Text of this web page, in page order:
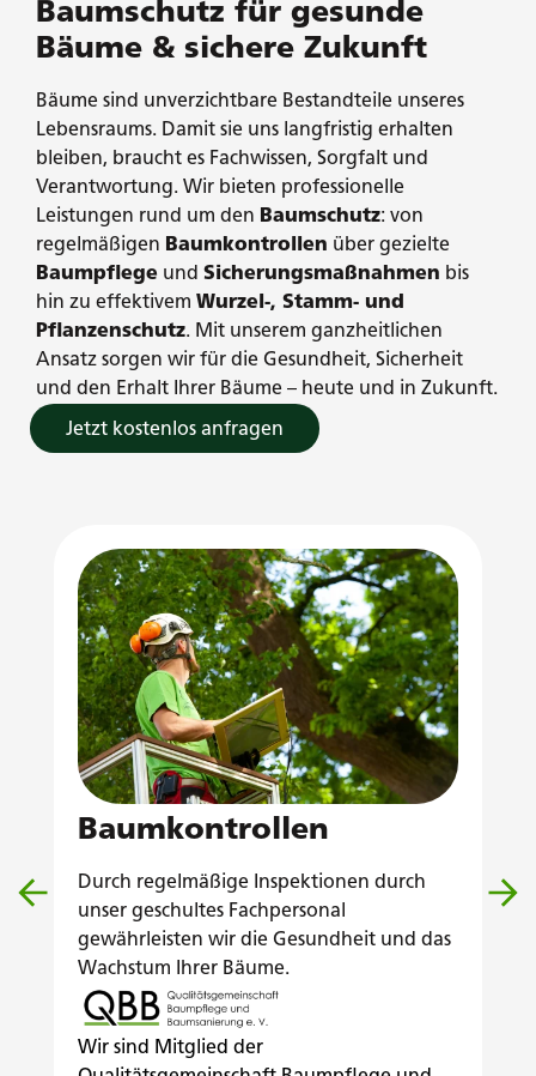
Baumschutz für gesunde
Bäume & sichere Zukunft
Bäume sind unverzichtbare Bestandteile unseres
Lebensraums. Damit sie uns langfristig erhalten
bleiben, braucht es Fachwissen, Sorgfalt und
Verantwortung. Wir bieten professionelle
Leistungen rund um den Baumschutz: von
regelmäßigen Baumkontrollen über gezielte
Baumpflege und Sicherungsmaßnahmen bis
hin zu effektivem Wurzel-, Stamm- und
Pflanzenschutz. Mit unserem ganzheitlichen
Ansatz sorgen wir für die Gesundheit, Sicherheit
und den Erhalt Ihrer Bäume – heute und in Zukunft.
Jetzt kostenlos anfragen
Baumkontrollen
Durch regelmäßige Inspektionen durch
unser geschultes Fachpersonal
gewährleisten wir die Gesundheit und das
Wachstum Ihrer Bäume.
Wir sind Mitglied der